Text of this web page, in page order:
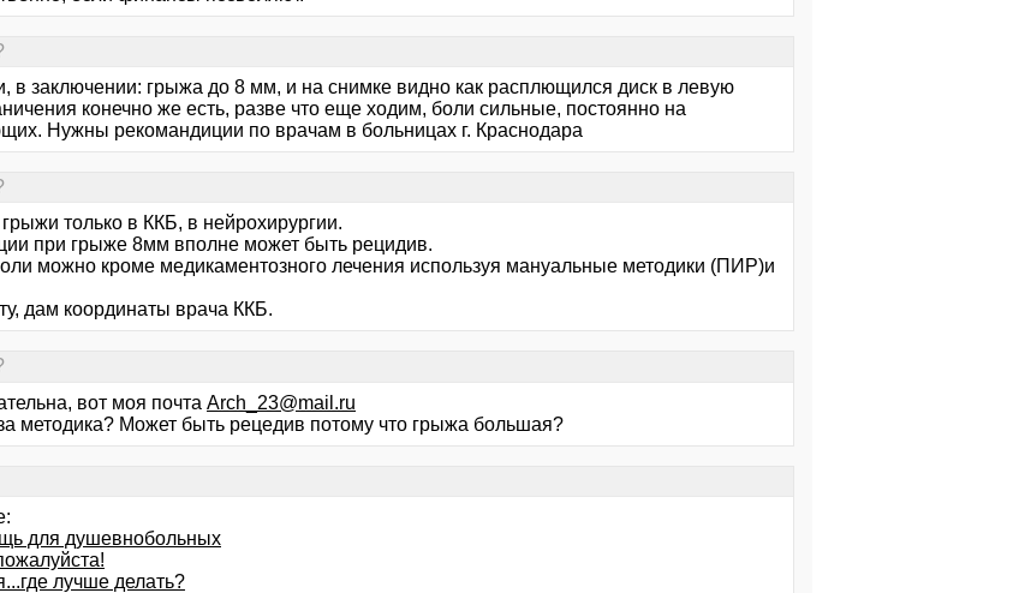
в заключении: грыжа до 8 мм, и на снимке видно как расплющился диск в левую
конечно же есть, разве что еще ходим, боли сильные, постоянно на
Нужны рекомандиции по врачам в больницах г. Краснодара
только в ККБ, в нейрохирургии.
при грыже 8мм вполне может быть рецидив.
можно кроме медикаментозного лечения используя мануальные методики (ПИР)и
дам координаты врача ККБ.
вот моя почта Arch_23@mail.ru
методика? Может быть рецедив потому что грыжа большая?
для душевнобольных
лучше делать?